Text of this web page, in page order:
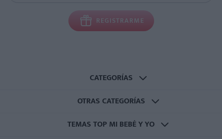
REGISTRARME
CATEGORÍAS
OTRAS CATEGORÍAS
TEMAS TOP MI BEBÉ Y YO